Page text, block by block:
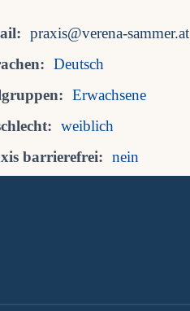
praxis@verena-sammer.at
Deutsch
Erwachsene
weiblich
barrierefrei: nein